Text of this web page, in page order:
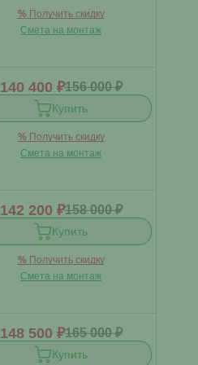
% Получить скидку
Смета на монтаж
140 400 ₽156 000 ₽
Купить
% Получить скидку
Смета на монтаж
142 200 ₽158 000 ₽
Купить
% Получить скидку
Смета на монтаж
148 500 ₽165 000 ₽
Купить